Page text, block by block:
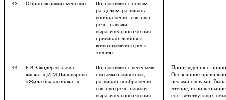
43
О братьях наших меньших
Познакомить с новым
разделом, развивать
воображение, связную
речь , навыки
выразительного чтения
прививать любовь к
животными интерес к
чтению.
44
Б.В.Заходер «Плачет
киска…»,И.М.Пивоварова
«Жила-была собака…»
Познакомить с весёлыми
стихами о животных,
развивать воображение ,
связную речь .навыки
выразительного чтения
Произведения о
Осознанное
целыми словами.
чтение,
соответствующих